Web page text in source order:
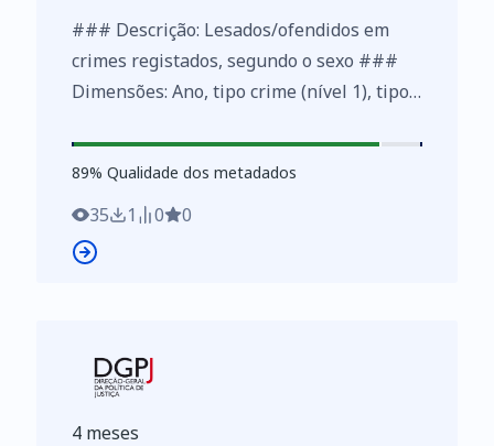
### Descrição: Lesados/ofendidos em
crimes registados, segundo o sexo ###
Dimensões: Ano, tipo crime (nível 1), tipo
### Métricas: Número de intervenientes
89%
89% Qualidade dos metadados
35 1 0 0
4 meses